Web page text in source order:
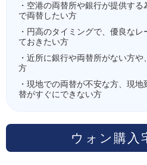
・空港の両替所や銀行が提供す
で両替したい方
・円高のタイミングで、優良な
ておきたい方
・近所に銀行や両替所がない方
方
・現地での両替が不安な方、現
替がすぐにできない方
ウォン購入